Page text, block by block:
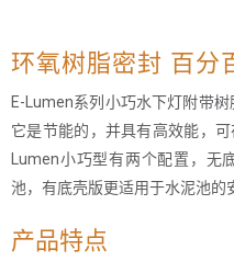
环氧树脂密封 百分
E-Lumen系列小巧水下灯附带树
它是节能的，并具有高效能，
Lumen小巧型有两个配置，无
池，有底壳版更适用于水泥池的
产品特点